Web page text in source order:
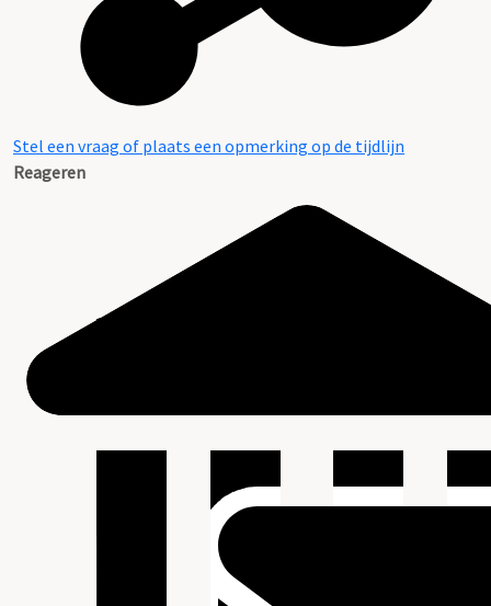
Stel een vraag of plaats een opmerking op de tijdlijn
Reageren